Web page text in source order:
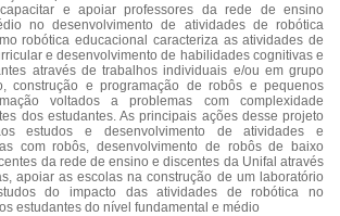
e apoiar professores da rede de ensino
no desenvolvimento de atividades de robótica
robótica educacional caracteriza as atividades de
e desenvolvimento de habilidades cognitivas e
através de trabalhos individuais e/ou em grupo
construção e programação de robôs e pequenos
voltados a problemas com complexidade
dos estudantes. As principais ações desse projeto
estudos e desenvolvimento de atividades e
com robôs, desenvolvimento de robôs de baixo
da rede de ensino e discentes da Unifal através
apoiar as escolas na construção de um laboratório
do impacto das atividades de robótica no
estudantes do nível fundamental e médio